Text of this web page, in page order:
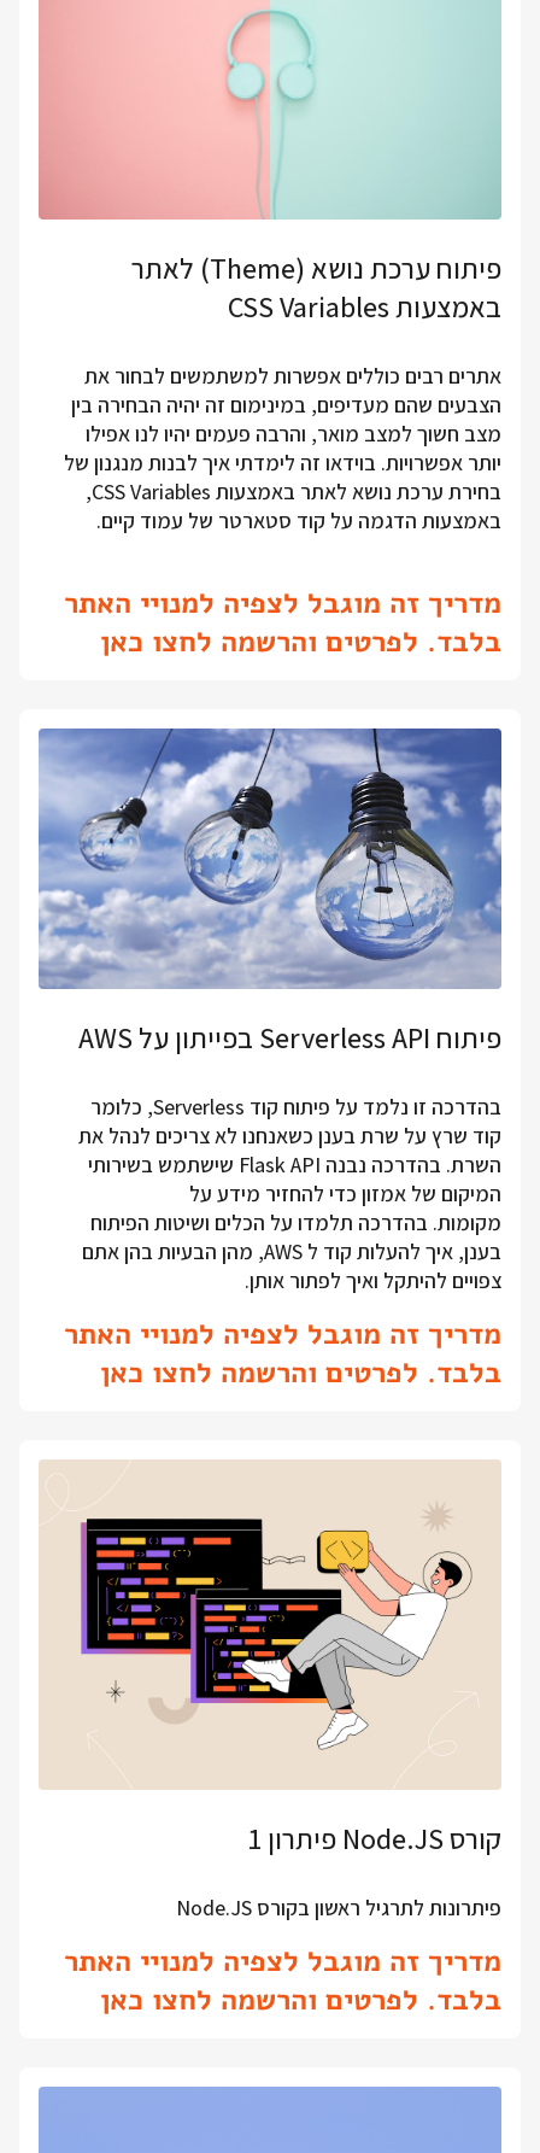
פיתוח ערכת נושא (Theme) לאתר
באמצעות CSS Variables
אתרים רבים כוללים אפשרות למשתמשים לבחור את
הצבעים שהם מעדיפים, במינימום זה יהיה הבחירה בין
מצב חשוך למצב מואר, והרבה פעמים יהיו לנו אפילו
יותר אפשרויות. בוידאו זה לימדתי איך לבנות מנגנון של
בחירת ערכת נושא לאתר באמצעות CSS Variables,
באמצעות הדגמה על קוד סטארטר של עמוד קיים.
מדריך זה מוגבל לצפיה למנויי האתר
בלבד. לפרטים והרשמה לחצו כאן
פיתוח Serverless API בפייתון על AWS
בהדרכה זו נלמד על פיתוח קוד Serverless, כלומר
קוד שרץ על שרת בענן כשאנחנו לא צריכים לנהל את
השרת. בהדרכה נבנה Flask API שישתמש בשירותי
המיקום של אמזון כדי להחזיר מידע על
מקומות. בהדרכה תלמדו על הכלים ושיטות הפיתוח
בענן, איך להעלות קוד ל AWS, מהן הבעיות בהן אתם
צפויים להיתקל ואיך לפתור אותן.
מדריך זה מוגבל לצפיה למנויי האתר
בלבד. לפרטים והרשמה לחצו כאן
קורס Node.JS פיתרון 1
פיתרונות לתרגיל ראשון בקורס Node.JS
מדריך זה מוגבל לצפיה למנויי האתר
בלבד. לפרטים והרשמה לחצו כאן